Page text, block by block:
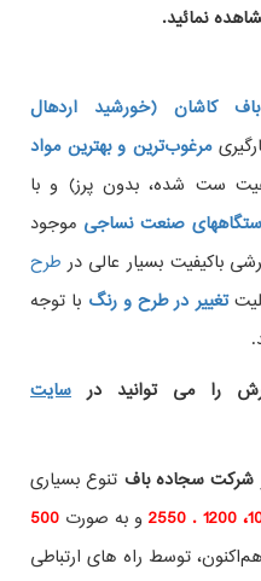
نمائید.
کاشان (خورشید اردهال
مرغوب‌ترین و بهترین مواد
ست شده، بدون پرز) و با
صنعت نساجی موجود
باکیفیت بسیار عالی درطرح
تغییر در طرح و رنگ با توجه
را می توانید در سایت
شرکت سجاده باف تنوع بسیاری
و به صورت 500
توسط راه های ارتباطی